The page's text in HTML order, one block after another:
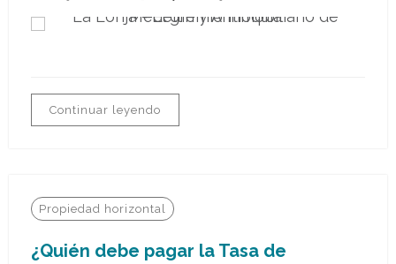
Continuar leyendo
Propiedad horizontal
¿Quién debe pagar la Tasa de